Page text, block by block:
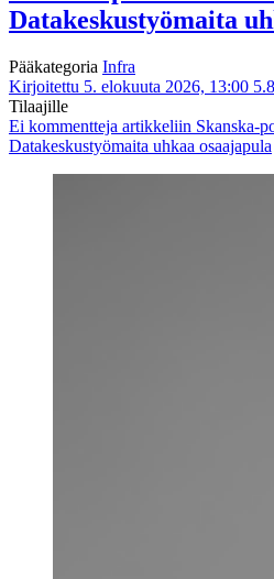
Datakeskustyömaita
Pääkategoria Infra
Kirjoitettu 5. elokuuta 2026, 13:00
Tilaajille
Ei kommentteja artikkeliin Skanska-
Datakeskustyömaita uhkaa osaajapula